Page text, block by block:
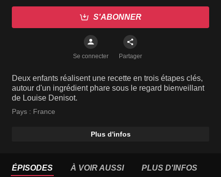
S'ABONNER
Se connecter Partager
Deux enfants réalisent une recette en trois étapes clés,
autour d'un ingrédient phare sous le regard bienveillant
de Louise Denisot.
Pays : France
Plus d'infos
ÉPISODES À VOIR AUSSI PLUS D'INFOS